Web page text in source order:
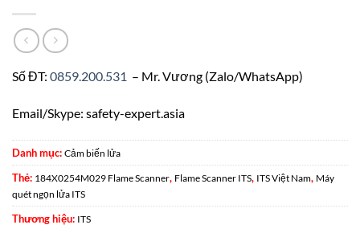
Số ĐT: 0859.200.531 – Mr. Vương (Zalo/WhatsApp)
Email/Skype: safety-expert.asia
Danh mục: Cảm biến lửa
Thẻ: 184X0254M029 Flame Scanner, Flame Scanner ITS, ITS Việt Nam, Máy
quét ngọn lửa ITS
Thương hiệu: ITS